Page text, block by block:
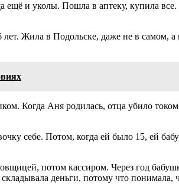
и уколы. Пошла в аптеку, купила все.
Жила в Подольске, даже не в самом,
Когда Аня родилась, отца убило
себе. Потом, когда ей было 15, ей
потом кассиром. Через год
деньги, потому что понимала,